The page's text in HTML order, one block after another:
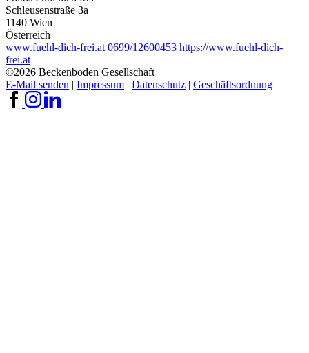
Schleusenstraße 3a
1140 Wien
Österreich
www.fuehl-dich-frei.at 0699/12600453 https://www.fuehl-dich-
frei.at
©2026 Beckenboden Gesellschaft
E-Mail senden | Impressum | Datenschutz | Geschäftsordnung